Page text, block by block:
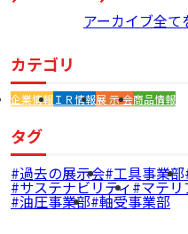
アーカイブ全て
カテゴリ
企業情報ＩＲ情報展 示 会商品情報
タグ
過去の展示会 工具事業部
サステナビリティ マテリ
油圧事業部 軸受事業部